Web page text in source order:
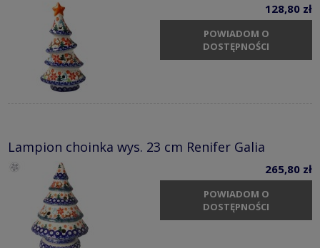
128,80 zł
POWIADOM O
DOSTĘPNOŚCI
Lampion choinka wys. 23 cm Renifer Galia
265,80 zł
POWIADOM O
DOSTĘPNOŚCI